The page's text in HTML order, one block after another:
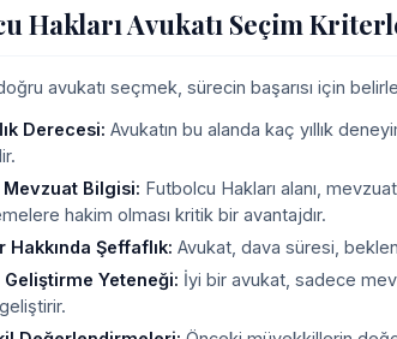
Hakları Avukatı Seçim
avukatı seçmek, sürecin başarısı için
Derecesi: Avukatın bu alanda kaç yıllık
Mevzuat Bilgisi: Futbolcu Hakları alanı,
hakim olması kritik bir avantajdır.
Hakkında Şeffaflık: Avukat, dava süresi,
Yeteneği: İyi bir avukat, sadece